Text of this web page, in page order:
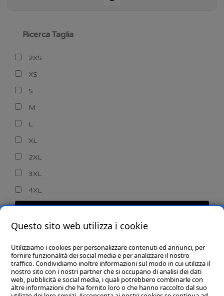
Ricerca Taglia
2XS
XS
S
M
L
XL
2XL
3XL
4XL
CHI SIAMO
Questo sito web utilizza i cookie
Utilizziamo i cookies per personalizzare contenuti ed annunci, per
fornire funzionalità dei social media e per analizzare il nostro
traffico. Condividiamo inoltre informazioni sul modo in cui utilizza il
nostro sito con i nostri partner che si occupano di analisi dei dati
web, pubblicità e social media, i quali potrebbero combinarle con
altre informazioni che ha fornito loro o che hanno raccolto dal suo